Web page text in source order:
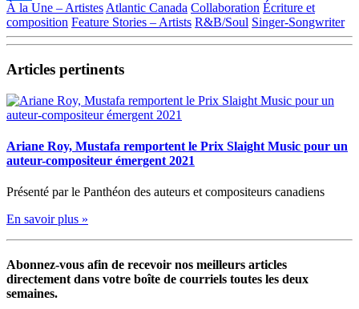
Partager
À la Une – Artistes Atlantic Canada Collaboration Écriture et
composition Feature Stories – Artists R&B/Soul Singer-Songwriter
Articles pertinents
Ariane Roy, Mustafa remportent le Prix Slaight Music pour un
auteur-compositeur émergent 2021
Présenté par le Panthéon des auteurs et compositeurs canadiens
En savoir plus »
Abonnez-vous afin de recevoir nos meilleurs articles
directement dans votre boîte de courriels toutes les deux
semaines.